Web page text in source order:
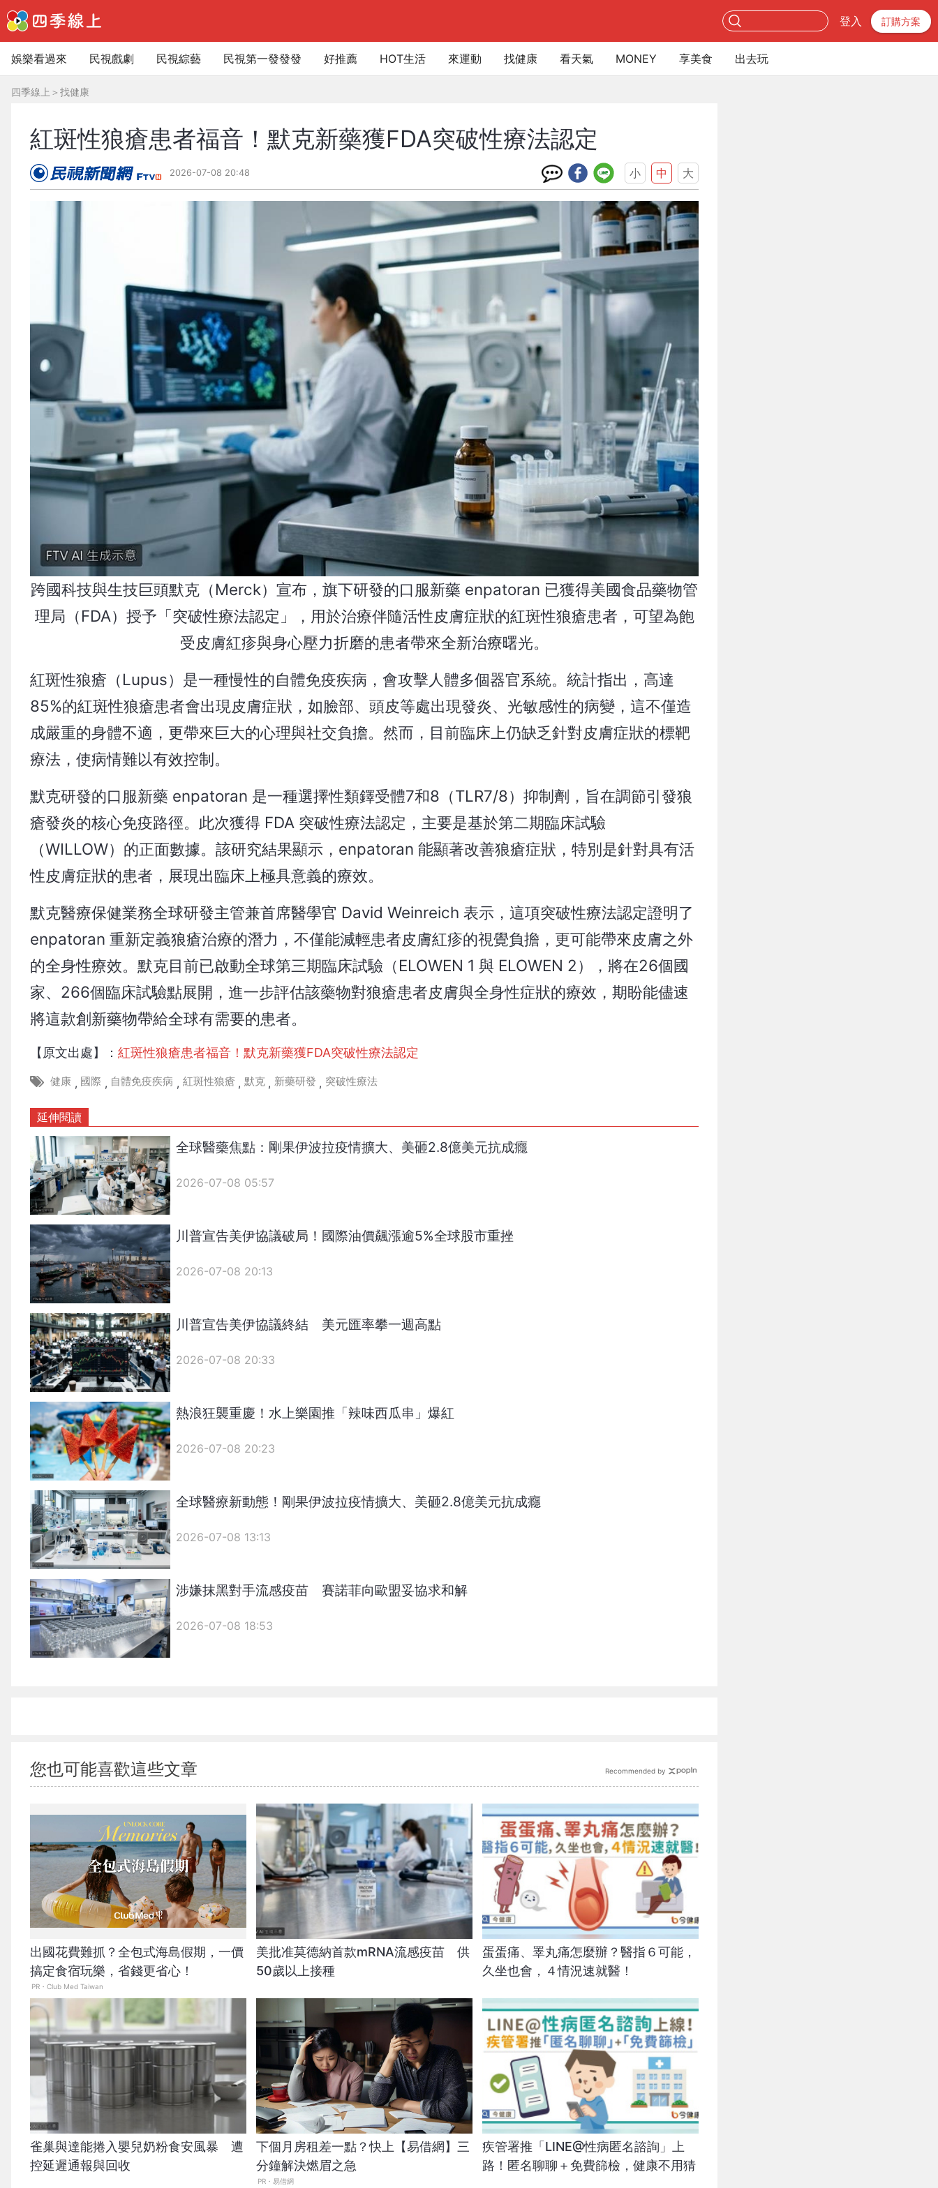
登入 訂購方案
娛樂看過來 民視戲劇 民視綜藝 民視第一發發發 好推薦 HOT生活 來運動 找健康 看天氣 MONEY 享美食 出去玩
四季線上 ＞ 找健康
紅斑性狼瘡患者福音！默克新藥獲FDA突破性療法認定
2026-07-08 20:48 小 中 大
跨國科技與生技巨頭默克（Merck）宣布，旗下研發的口服新藥 enpatoran 已獲得美國食品藥物管
理局（FDA）授予「突破性療法認定」，用於治療伴隨活性皮膚症狀的紅斑性狼瘡患者，可望為飽
受皮膚紅疹與身心壓力折磨的患者帶來全新治療曙光。
紅斑性狼瘡（Lupus）是一種慢性的自體免疫疾病，會攻擊人體多個器官系統。統計指出，高達
85%的紅斑性狼瘡患者會出現皮膚症狀，如臉部、頭皮等處出現發炎、光敏感性的病變，這不僅造
成嚴重的身體不適，更帶來巨大的心理與社交負擔。然而，目前臨床上仍缺乏針對皮膚症狀的標靶
療法，使病情難以有效控制。
默克研發的口服新藥 enpatoran 是一種選擇性類鐸受體7和8（TLR7/8）抑制劑，旨在調節引發狼
瘡發炎的核心免疫路徑。此次獲得 FDA 突破性療法認定，主要是基於第二期臨床試驗
（WILLOW）的正面數據。該研究結果顯示，enpatoran 能顯著改善狼瘡症狀，特別是針對具有活
性皮膚症狀的患者，展現出臨床上極具意義的療效。
默克醫療保健業務全球研發主管兼首席醫學官 David Weinreich 表示，這項突破性療法認定證明了
enpatoran 重新定義狼瘡治療的潛力，不僅能減輕患者皮膚紅疹的視覺負擔，更可能帶來皮膚之外
的全身性療效。默克目前已啟動全球第三期臨床試驗（ELOWEN 1 與 ELOWEN 2），將在26個國
家、266個臨床試驗點展開，進一步評估該藥物對狼瘡患者皮膚與全身性症狀的療效，期盼能儘速
將這款創新藥物帶給全球有需要的患者。
【原文出處】：紅斑性狼瘡患者福音！默克新藥獲FDA突破性療法認定
健康 , 國際 , 自體免疫疾病 , 紅斑性狼瘡 , 默克 , 新藥研發 , 突破性療法
延伸閱讀
全球醫藥焦點：剛果伊波拉疫情擴大、美砸2.8億美元抗成癮
2026-07-08 05:57
川普宣告美伊協議破局！國際油價飆漲逾5%全球股市重挫
2026-07-08 20:13
川普宣告美伊協議終結 美元匯率攀一週高點
2026-07-08 20:33
熱浪狂襲重慶！水上樂園推「辣味西瓜串」爆紅
2026-07-08 20:23
全球醫療新動態！剛果伊波拉疫情擴大、美砸2.8億美元抗成癮
2026-07-08 13:13
涉嫌抹黑對手流感疫苗 賽諾菲向歐盟妥協求和解
2026-07-08 18:53
您也可能喜歡這些文章
出國花費難抓？全包式海島假期，一價
搞定食宿玩樂，省錢更省心！
PR・Club Med Taiwan
美批准莫德納首款mRNA流感疫苗 供
50歲以上接種
蛋蛋痛、睪丸痛怎麼辦？醫指６可能，
久坐也會，４情況速就醫！
雀巢與達能捲入嬰兒奶粉食安風暴 遭
控延遲通報與回收
下個月房租差一點？快上【易借網】三
分鐘解決燃眉之急
PR・易借網
疾管署推「LINE@性病匿名諮詢」上
路！匿名聊聊＋免費篩檢，健康不用猜
Recommended by